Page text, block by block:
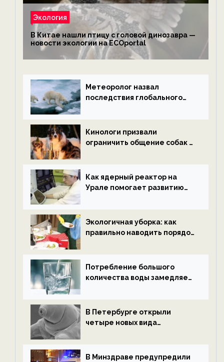
Экология
В Китае нашли птицу с головой динозавра —
новости экологии на ECOportal
Метеоролог назвал
последствия глобального
ECOportal
Кинологи призвали
ограничить общение собак с
ECOportal
Как ядерный реактор на
Урале помогает развитию
ECOportal
Экологичная уборка: как
правильно наводить порядок
Потребление большого
количества воды замедляет
В Петербурге открыли
четыре новых вида
экологии на ECOportal
В Минздраве предупредили